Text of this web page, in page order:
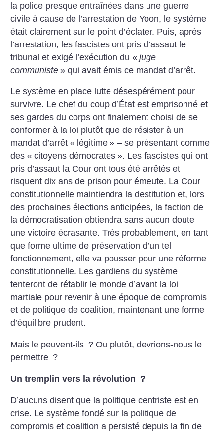
la police presque entraînées dans une guerre
civile à cause de l’arrestation de Yoon, le système
était clairement sur le point d’éclater. Puis, après
l’arrestation, les fascistes ont pris d’assaut le
tribunal et exigé l’exécution du « juge
communiste » qui avait émis ce mandat d’arrêt.
Le système en place lutte désespérément pour
survivre. Le chef du coup d’État est emprisonné et
ses ­gardes du corps ont finalement choisi de se
conformer à la loi plutôt que de résister à un
mandat d’arrêt « légitime » – se présentant comme
des « citoyens démocrates ». Les fascistes qui ont
pris d’assaut la Cour ont tous été arrêtés et
risquent dix ans de prison pour émeute. La Cour
constitutionnelle maintiendra la destitution et, lors
des prochaines élections anticipées, la faction de
la démocratisation obtiendra sans aucun doute
une victoire écrasante. Très probablement, en tant
que forme ultime de préservation d’un tel
fonctionnement, elle va pousser pour une réforme
constitutionnelle. Les gardiens du système
tenteront de rétablir le monde d’avant la loi
martiale pour revenir à une époque de compromis
et de politique de coalition, maintenant une forme
d’équilibre prudent.
Mais le peuvent-ils ? Ou plutôt, devrions-nous le
permettre ?
Un tremplin vers la révolution ?
D’aucuns disent que la politique centriste est en
crise. Le système fondé sur la politique de
compromis et coalition a persisté depuis la fin de